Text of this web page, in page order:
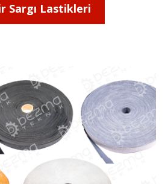
Sargı Lastikleri